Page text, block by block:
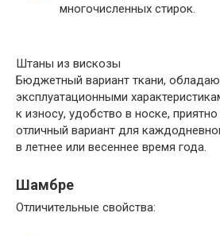
многочисленных стирок.
Штаны из вискозы
Бюджетный вариант ткани,
эксплуатационными
к износу, удобство в носке,
отличный вариант для
в летнее или весеннее время года.
Шамбре
Отличительные свойства: